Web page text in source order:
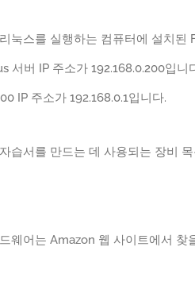
눅스를 실행하는 컴퓨터에 설치된
서버 IP 주소가 192.168.0.200입니
IP 주소가 192.168.0.1입니다.
습서를 만드는 데 사용되는 장비
웨어는 Amazon 웹 사이트에서 찾